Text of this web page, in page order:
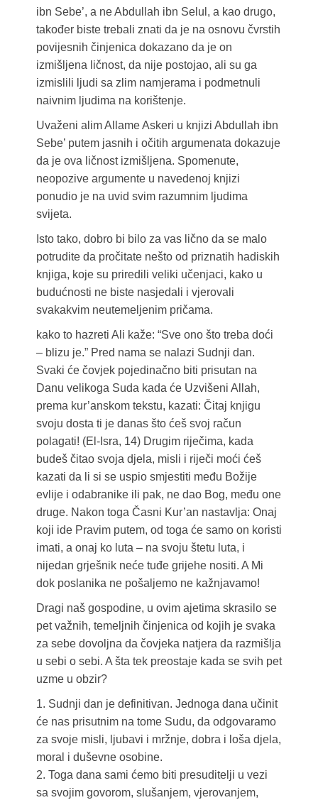
ibn Sebe’, a ne Abdullah ibn Selul, a kao drugo,
također biste trebali znati da je na osnovu čvrstih
povijesnih činjenica dokazano da je on
izmišljena ličnost, da nije postojao, ali su ga
izmislili ljudi sa zlim namjerama i podmetnuli
naivnim ljudima na korištenje.
Uvaženi alim Allame Askeri u knjizi Abdullah ibn
Sebe’ putem jasnih i očitih argumenata dokazuje
da je ova ličnost izmišljena. Spomenute,
neopozive argumente u navedenoj knjizi
ponudio je na uvid svim razumnim ljudima
svijeta.
Isto tako, dobro bi bilo za vas lično da se malo
potrudite da pročitate nešto od priznatih hadiskih
knjiga, koje su priredili veliki učenjaci, kako u
budućnosti ne biste nasjedali i vjerovali
svakakvim neutemeljenim pričama.
kako to hazreti Ali kaže: “Sve ono što treba doći
– blizu je.” Pred nama se nalazi Sudnji dan.
Svaki će čovjek pojedinačno biti prisutan na
Danu velikoga Suda kada će Uzvišeni Allah,
prema kur’anskom tekstu, kazati: Čitaj knjigu
svoju dosta ti je danas što ćeš svoj račun
polagati! (El-Isra, 14) Drugim riječima, kada
budeš čitao svoja djela, misli i riječi moći ćeš
kazati da li si se uspio smjestiti među Božije
evlije i odabranike ili pak, ne dao Bog, među one
druge. Nakon toga Časni Kur’an nastavlja: Onaj
koji ide Pravim putem, od toga će samo on koristi
imati, a onaj ko luta – na svoju štetu luta, i
nijedan grješnik neće tuđe grijehe nositi. A Mi
dok poslanika ne pošaljemo ne kažnjavamo!
Dragi naš gospodine, u ovim ajetima skrasilo se
pet važnih, temeljnih činjenica od kojih je svaka
za sebe dovoljna da čovjeka natjera da razmišlja
u sebi o sebi. A šta tek preostaje kada se svih pet
uzme u obzir?
1. Sudnji dan je definitivan. Jednoga dana učinit
će nas prisutnim na tome Sudu, da odgovaramo
za svoje misli, ljubavi i mržnje, dobra i loša djela,
moral i duševne osobine.
2. Toga dana sami ćemo biti presuditelji u vezi
sa svojim govorom, slušanjem, vjerovanjem,